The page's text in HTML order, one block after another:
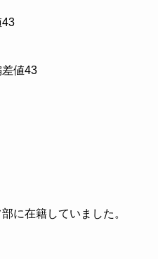
43
値43
に在籍していました。